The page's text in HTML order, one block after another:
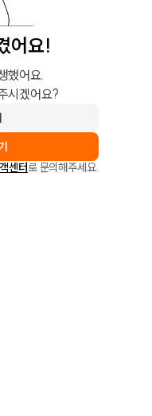
어요!
했어요.
시겠어요?
센터로 문의해주세요.